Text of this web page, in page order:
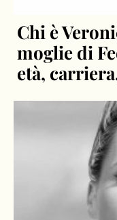
Chi è
moglie di
età,